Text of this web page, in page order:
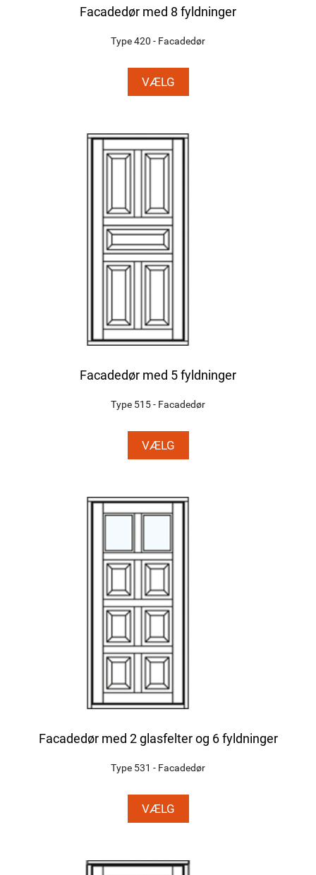
Facadedør med 8 fyldninger
Type 420 - Facadedør
VÆLG
Facadedør med 5 fyldninger
Type 515 - Facadedør
VÆLG
Facadedør med 2 glasfelter og 6 fyldninger
Type 531 - Facadedør
VÆLG